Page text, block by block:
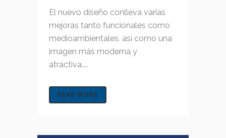
El nuevo diseño conlleva varias
mejoras tanto funcionales como
medioambientales, así como una
imagen más moderna y
atractiva....
READ MORE